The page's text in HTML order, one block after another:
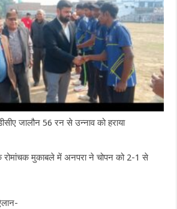
जालौन 56 रन से उन्नाव को हराया
के रोमांचक मुकाबले में अनपरा ने चोपन को 2-1 से